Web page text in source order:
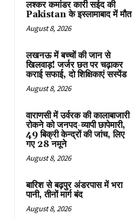
लश्कर कमांडर कारी सईद की
Pakistan के इस्लामाबाद में मौत
August 8, 2026
लखनऊ में बच्चों की जान से
खिलवाड़! जर्जर छत पर चढ़ाकर
कराई सफाई, दो शिक्षिकाएं सस्पेंड
August 8, 2026
वाराणसी में उर्वरक की कालाबाजारी
रोकने को जनपद-व्यापी छापेमारी,
49 बिक्री केन्द्रों की जांच, लिए
गए 28 नमूने
August 8, 2026
बारिश से बढ़पुर अंडरपास में भरा
पानी, तीनों मार्ग बंद
August 8, 2026